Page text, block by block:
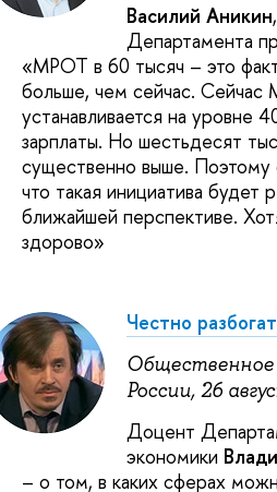
Василий Аникин
Департамента
«МРОТ в 60 тысяч – это
больше, чем сейчас.
устанавливается на уровне
зарплаты. Но шестьдесят
существенно выше. Поэтому
что такая инициатива будет
ближайшей перспективе.
здорово»
Честно
России, 26
Доцент
экономики
– о том, в каких сферах